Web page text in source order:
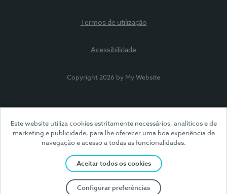
Este website utiliza cookies estritamente necessários, analíticos e de
marketing e publicidade, para lhe oferecer uma boa experiência de
navegação e acesso a todas as funcionalidades.
Aceitar todos os cookies
Configurar preferências
Termos de utilização
Acessibilidade
Copyright 2026 by My Website